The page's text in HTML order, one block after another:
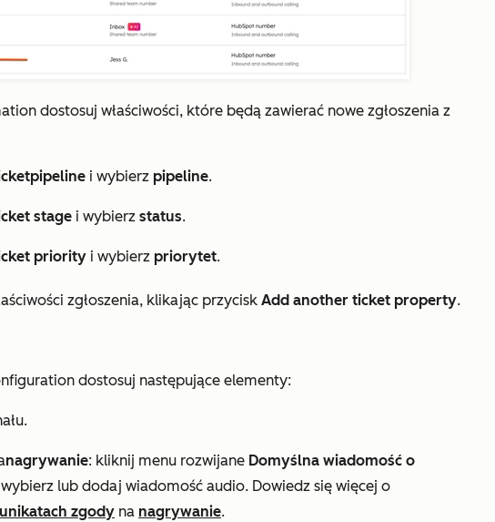
dostosuj właściwości, które będą zawierać nowe zgłoszenia z
pipeline i wybierz pipeline.
stage i wybierz status.
priority i wybierz priorytet.
zgłoszenia, klikając przycisk Add another ticket property.
dostosuj następujące elementy:
nagrywanie: kliknij menu rozwijane Domyślna wiadomość o
lub dodaj wiadomość audio. Dowiedz się więcej o
zgody na nagrywanie.